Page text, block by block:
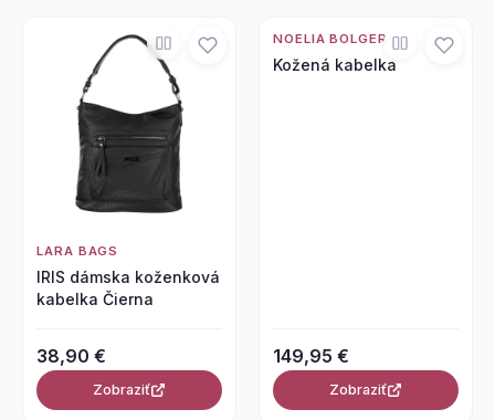
LARA BAGS
IRIS dámska koženková
kabelka Čierna
38,90 €
Zobraziť
NOELIA BOLGER
Kožená kabelka
149,95 €
Zobraziť